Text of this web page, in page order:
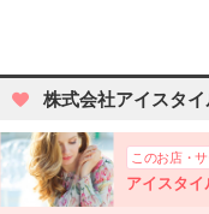
株式会社アイスタ
このお店・
アイスタイ